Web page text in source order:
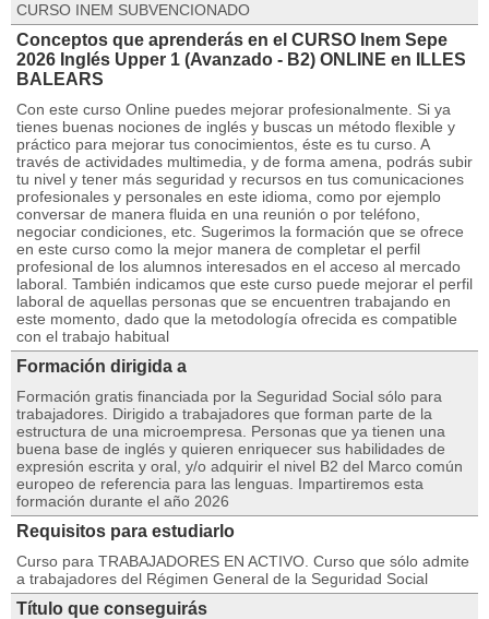
CURSO INEM SUBVENCIONADO
Conceptos que aprenderás en el CURSO Inem Sepe
2026 Inglés Upper 1 (Avanzado - B2) ONLINE en ILLES
BALEARS
Con este curso Online puedes mejorar profesionalmente. Si ya
tienes buenas nociones de inglés y buscas un método flexible y
práctico para mejorar tus conocimientos, éste es tu curso. A
través de actividades multimedia, y de forma amena, podrás subir
tu nivel y tener más seguridad y recursos en tus comunicaciones
profesionales y personales en este idioma, como por ejemplo
conversar de manera fluida en una reunión o por teléfono,
negociar condiciones, etc. Sugerimos la formación que se ofrece
en este curso como la mejor manera de completar el perfil
profesional de los alumnos interesados en el acceso al mercado
laboral. También indicamos que este curso puede mejorar el perfil
laboral de aquellas personas que se encuentren trabajando en
este momento, dado que la metodología ofrecida es compatible
con el trabajo habitual
Formación dirigida a
Formación gratis financiada por la Seguridad Social sólo para
trabajadores. Dirigido a trabajadores que forman parte de la
estructura de una microempresa. Personas que ya tienen una
buena base de inglés y quieren enriquecer sus habilidades de
expresión escrita y oral, y/o adquirir el nivel B2 del Marco común
europeo de referencia para las lenguas. Impartiremos esta
formación durante el año 2026
Requisitos para estudiarlo
Curso para TRABAJADORES EN ACTIVO. Curso que sólo admite
a trabajadores del Régimen General de la Seguridad Social
Título que conseguirás